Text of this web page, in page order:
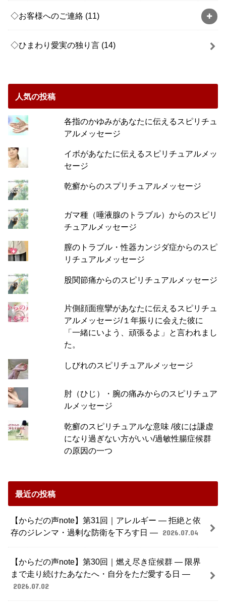
◇お客様へのご連絡 (11)
◇ひまわり愛実の独り言 (14)
人気の投稿
各指のかゆみがあなたに伝えるスピリチュ
アルメッセージ
イボがあなたに伝えるスピリチュアルメッ
セージ
乾癬からのスプリチュアルメッセージ
ガマ種（唾液腺のトラブル）からのスピリ
チュアルメッセージ
膣のトラブル・性器カンジダ症からのスピ
リチュアルメッセージ
股関節痛からのスピリチュアルメッセージ
片側顔面痙攣があなたに伝えるスピリチュ
アルメッセージ/１年振りに会えた彼に
「一緒にいよう、頑張るよ」と言われまし
た。
しびれのスピリチュアルメッセージ
肘（ひじ）・腕の痛みからのスピリチュア
ルメッセージ
乾癬のスピリチュアルな意味 /彼には謙虚
になり過ぎない方がいい/過敏性腸症候群
の原因の一つ
最近の投稿
【からだの声note】第31回｜アレルギー ― 拒絶と依
存のジレンマ・過剰な防衛を下ろす日 ― 2026.07.04
【からだの声note】第30回｜燃え尽き症候群 ― 限界
まで走り続けたあなたへ・自分をただ愛する日 ―
2026.07.02